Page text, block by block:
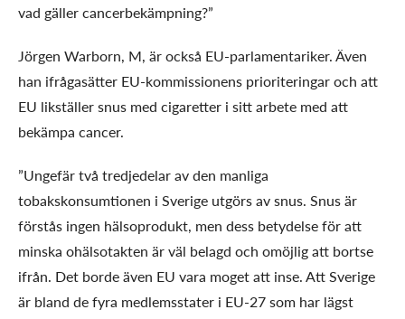
vad gäller cancerbekämpning?”
Jörgen Warborn, M, är också EU-parlamentariker. Även
han ifrågasätter EU-kommissionens prioriteringar och att
EU likställer snus med cigaretter i sitt arbete med att
bekämpa cancer.
”Ungefär två tredjedelar av den manliga
tobakskonsumtionen i Sverige utgörs av snus. Snus är
förstås ingen hälsoprodukt, men dess betydelse för att
minska ohälsotakten är väl belagd och omöjlig att bortse
ifrån. Det borde även EU vara moget att inse. Att Sverige
är bland de fyra medlemsstater i EU-27 som har lägst